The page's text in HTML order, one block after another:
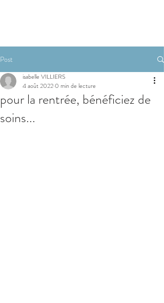
Post
pour la rentrée, bénéficiez de
soins...
isabelle VILLIERS
4 août 2022 0 min de lecture